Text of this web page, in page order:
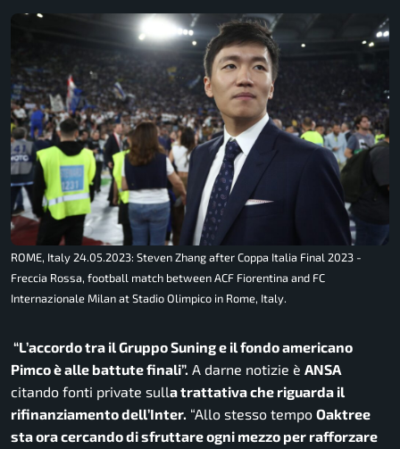
ROME, Italy 24.05.2023: Steven Zhang after Coppa Italia Final 2023 -
Freccia Rossa, football match between ACF Fiorentina and FC
Internazionale Milan at Stadio Olimpico in Rome, Italy.
“L’accordo tra il Gruppo Suning e il fondo americano
Pimco è alle battute finali”. A darne notizie è ANSA
citando fonti private sulla trattativa che riguarda il
rifinanziamento dell’Inter. “Allo stesso tempo Oaktree
sta ora cercando di sfruttare ogni mezzo per rafforzare